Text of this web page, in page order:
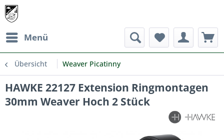
Menü
Übersicht Weaver Picatinny
HAWKE 22127 Extension Ringmontagen
30mm Weaver Hoch 2 Stück